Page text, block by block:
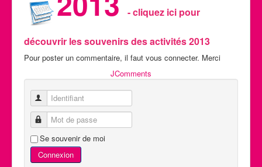
- cliquez ici pour
découvrir les souvenirs des activités 2013
Pour poster un commentaire, il faut vous connecter. Merci
JComments
Identifiant
Mot de passe
Se souvenir de moi
Connexion